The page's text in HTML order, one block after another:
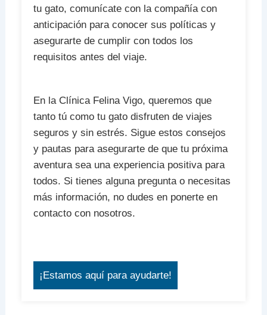
tu gato, comunícate con la compañía con
anticipación para conocer sus políticas y
asegurarte de cumplir con todos los
requisitos antes del viaje.
En la Clínica Felina Vigo, queremos que
tanto tú como tu gato disfruten de viajes
seguros y sin estrés. Sigue estos consejos
y pautas para asegurarte de que tu próxima
aventura sea una experiencia positiva para
todos. Si tienes alguna pregunta o necesitas
más información, no dudes en ponerte en
contacto con nosotros.
¡Estamos aquí para ayudarte!